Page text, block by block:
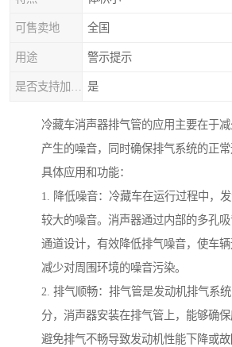
可售卖地 全国
用途 警示提示
是
冷藏车消声器排气管的应用主要在于
产生的噪音，同时确保排气系统的正
具体应用和功能：
1. 降低噪音：冷藏车在运行过程中，
较大的噪音。消声器通过内部的多孔
通道设计，有效降低排气噪音，使车辆
减少对周围环境的噪音污染。
2. 排气顺畅：排气管是发动机排气系
分，消声器安装在排气管上，能够确保
避免排气不畅导致发动机性能下降或故